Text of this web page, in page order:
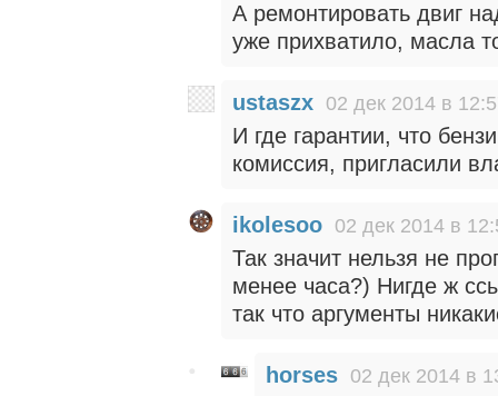
А ремонтировать двиг
уже прихватило, масла
ustaszx 02 дек 2014 в
И где гарантии, что
комиссия, пригласили
ikolesoo 02 дек 2014 в
Так значит нельзя не
менее часа?) Нигде ж
так что аргументы
horses 02 дек 2014 в